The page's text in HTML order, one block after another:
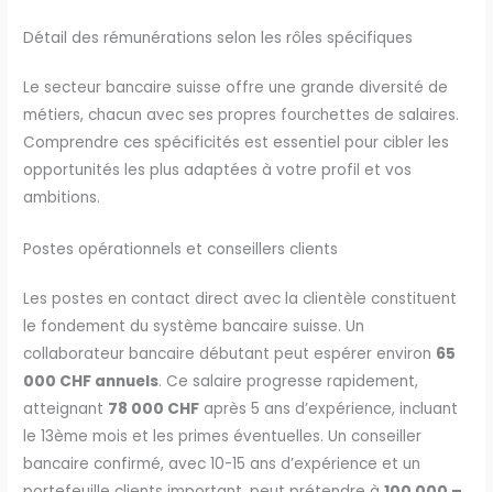
Détail des rémunérations selon les rôles spécifiques
Le secteur bancaire suisse offre une grande diversité de
métiers, chacun avec ses propres fourchettes de salaires.
Comprendre ces spécificités est essentiel pour cibler les
opportunités les plus adaptées à votre profil et vos
ambitions.
Postes opérationnels et conseillers clients
Les postes en contact direct avec la clientèle constituent
le fondement du système bancaire suisse. Un
collaborateur bancaire débutant peut espérer environ 65
000 CHF annuels. Ce salaire progresse rapidement,
atteignant 78 000 CHF après 5 ans d’expérience, incluant
le 13ème mois et les primes éventuelles. Un conseiller
bancaire confirmé, avec 10-15 ans d’expérience et un